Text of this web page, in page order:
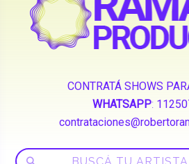
CONTRATÁ SHOWS
WHATSAPP: